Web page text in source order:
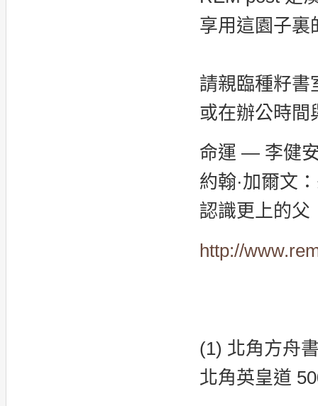
享用這園子裏
請親臨種籽書
或在辦公時間
命運 — 李健
約翰·加爾文
認識更上的
http://
(1) 北角方舟
北角英皇道